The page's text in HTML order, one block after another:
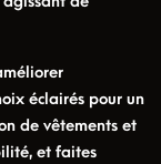
éclairés pour un
de vêtements et
et faites